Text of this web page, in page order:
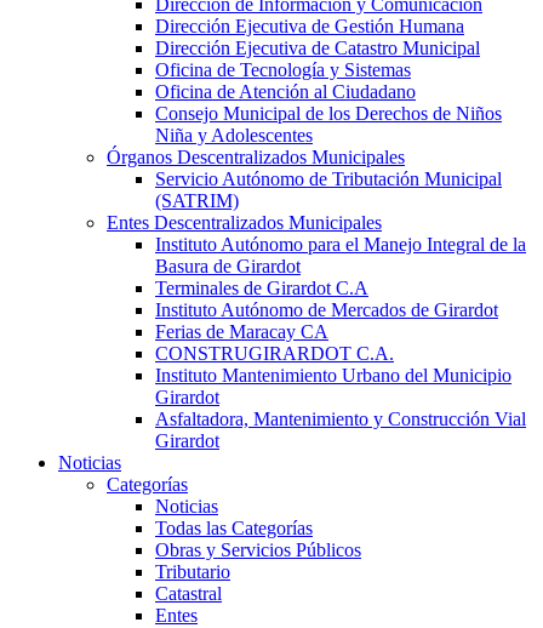
Dirección de Información y Comunicación
Dirección Ejecutiva de Gestión Humana
Dirección Ejecutiva de Catastro Municipal
Oficina de Tecnología y Sistemas
Oficina de Atención al Ciudadano
Consejo Municipal de los Derechos de Niños
Niña y Adolescentes
Órganos Descentralizados Municipales
Servicio Autónomo de Tributación Municipal
(SATRIM)
Entes Descentralizados Municipales
Instituto Autónomo para el Manejo Integral de la
Basura de Girardot
Terminales de Girardot C.A
Instituto Autónomo de Mercados de Girardot
Ferias de Maracay CA
CONSTRUGIRARDOT C.A.
Instituto Mantenimiento Urbano del Municipio
Girardot
Asfaltadora, Mantenimiento y Construcción Vial
Girardot
Noticias
Categorías
Noticias
Todas las Categorías
Obras y Servicios Públicos
Tributario
Catastral
Entes